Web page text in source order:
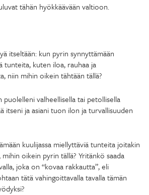
tähän hyökkäävään valtioon.
itseltään: kun pyrin synnyttämään
tunteita, kuten iloa, rauhaa ja
niin mihin oikein tähtään tällä?
puolelleni valheellisella tai petollisella
itseni ja asiani tuon ilon ja turvallisuuden
kuulijassa miellyttäviä tunteita joitakin
oikein pyrin tällä? Yritänkö saada
joka on “kovaa rakkautta”, eli
tätä vahingoittavalla tavalla tämän